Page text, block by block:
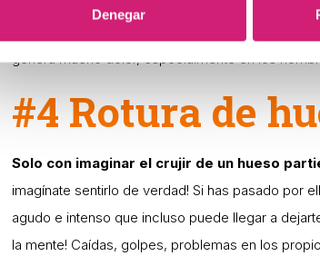
Denegar
agudo que provocan al orinar se extiende por
genera mucho dolor, especialmente en los
#4 Rotura de
Solo con imaginar el crujir de un hueso
imagínate sentirlo de verdad! Si has pasado por
agudo e intenso que incluso puede llegar a
la mente! Caídas, golpes, problemas en los